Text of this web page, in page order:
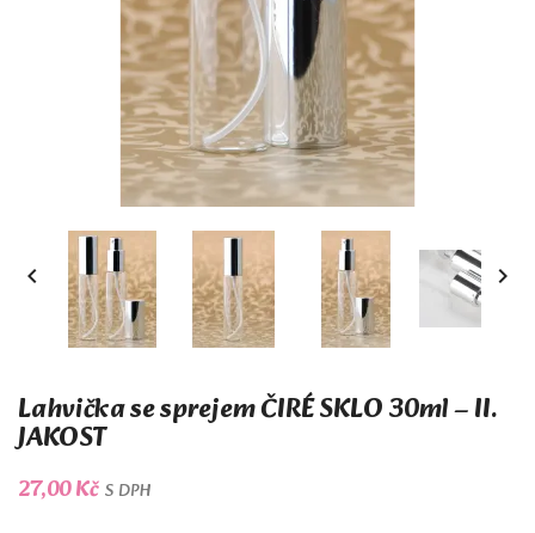
 
Lahvička se sprejem ČIRÉ SKLO 30ml – II.
JAKOST
27,00 Kč S DPH